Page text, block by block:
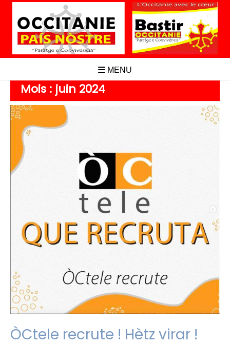
Aller
contenu
MENU
Mois : juin 2024
ÒCtele recrute ! Hètz virar !